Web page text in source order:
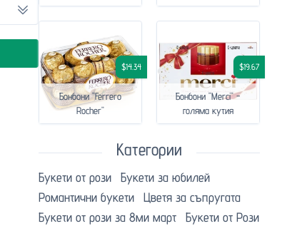
$14.34
Бонбони "Ferrero
Rocher"
$19.67
Бонбони "Merci" -
голяма кутия
Категории
Букети от рози
Букети за юбилей
Романтични букети
Цветя за съпругата
Букети от рози за 8ми март
Букети от Рози